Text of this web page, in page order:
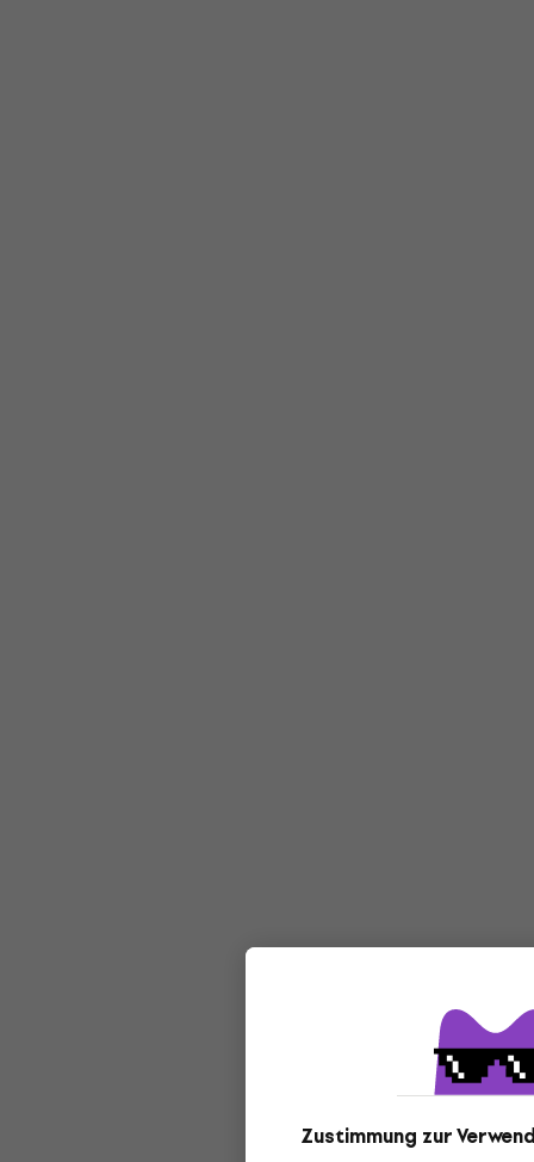
Zustimmung zur